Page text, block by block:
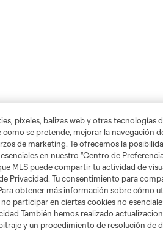
píxeles, balizas web y otras tecnologías
se pretende, mejorar la navegación
de marketing. Te ofrecemos la
en nuestro "Centro de
MLS puede compartir tu actividad de
Privacidad. Tu consentimiento para
obtener más información sobre cómo
participar en ciertas cookies no
También hemos realizado
y un procedimiento de resolución de